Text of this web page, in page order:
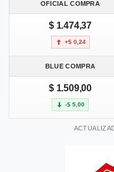
OFICIAL COMPRA
$ 1.474,37
+$ 0,24
BLUE COMPRA
$ 1.509,00
-$ 5,00